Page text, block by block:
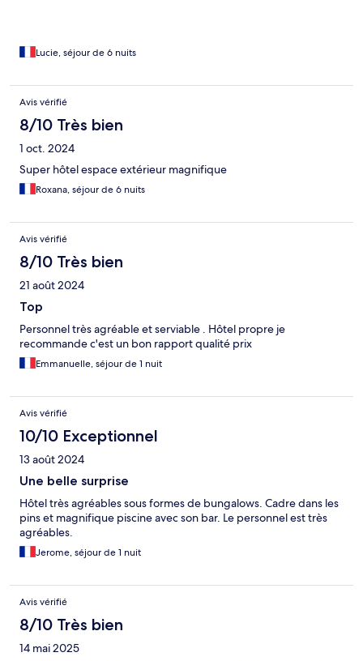
Lucie, séjour de 6 nuits
Avis vérifié
8/10 Très bien
1 oct. 2024
Super hôtel espace extérieur magnifique
Roxana, séjour de 6 nuits
Avis vérifié
8/10 Très bien
21 août 2024
Top
Personnel très agréable et serviable . Hôtel propre je
recommande c'est un bon rapport qualité prix
Emmanuelle, séjour de 1 nuit
Avis vérifié
10/10 Exceptionnel
13 août 2024
Une belle surprise
Hôtel très agréables sous formes de bungalows. Cadre dans les
pins et magnifique piscine avec son bar. Le personnel est très
agréables.
Jerome, séjour de 1 nuit
Avis vérifié
8/10 Très bien
14 mai 2025